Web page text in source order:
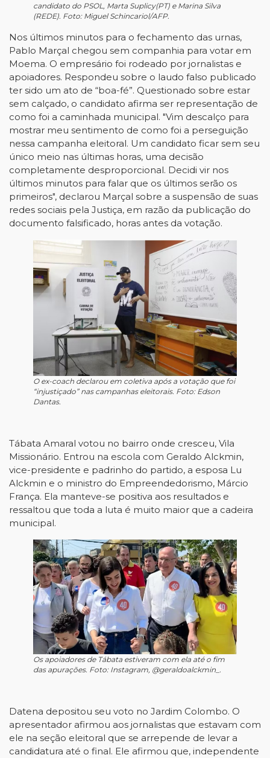
candidato do PSOL, Marta Suplicy(PT) e Marina Silva
(REDE). Foto: Miguel Schincariol/AFP.
Nos últimos minutos para o fechamento das urnas,
Pablo Marçal chegou sem companhia para votar em
Moema. O empresário foi rodeado por jornalistas e
apoiadores. Respondeu sobre o laudo falso publicado
ter sido um ato de “boa-fé”. Questionado sobre estar
sem calçado, o candidato afirma ser representação de
como foi a caminhada municipal. "Vim descalço para
mostrar meu sentimento de como foi a perseguição
nessa campanha eleitoral. Um candidato ficar sem seu
único meio nas últimas horas, uma decisão
completamente desproporcional. Decidi vir nos
últimos minutos para falar que os últimos serão os
primeiros", declarou Marçal sobre a suspensão de suas
redes sociais pela Justiça, em razão da publicação do
documento falsificado, horas antes da votação.
O ex-coach declarou em coletiva após a votação que foi
“injustiçado” nas campanhas eleitorais. Foto: Edson
Dantas.
Tábata Amaral votou no bairro onde cresceu, Vila
Missionário. Entrou na escola com Geraldo Alckmin,
vice-presidente e padrinho do partido, a esposa Lu
Alckmin e o ministro do Empreendedorismo, Márcio
França. Ela manteve-se positiva aos resultados e
ressaltou que toda a luta é muito maior que a cadeira
municipal.
Os apoiadores de Tábata estiveram com ela até o fim
das apurações. Foto: Instagram, @geraldoalckmin_.
Datena depositou seu voto no Jardim Colombo. O
apresentador afirmou aos jornalistas que estavam com
ele na seção eleitoral que se arrepende de levar a
candidatura até o final. Ele afirmou que, independente